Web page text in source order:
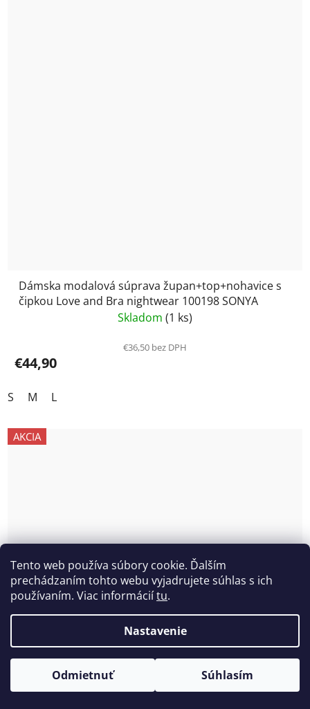
Tento web používa súbory cookie. Ďalším
prechádzaním tohto webu vyjadrujete súhlas s ich
používaním. Viac informáciítu.
Nastavenie
Odmietnuť Súhlasím
Dámska modalová súprava župan+top+nohavice s
čipkou Love and Bra nightwear 100198 SONYA
Skladom (1 ks)
€36,50 bez DPH
€44,90
S M L
AKCIA